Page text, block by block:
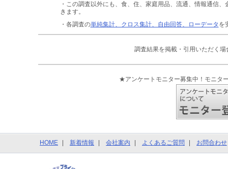
・この調査以外にも、食、住、家庭用品、流通、情報通信、
きます。
・各調査の単純集計、クロス集計、自由回答、ローデータ を
調査結果を掲載・引用いただく場
★アンケートモニター募集中！モニタ
HOME 新着情報 会社案内 よくあるご質問 お問合わせ